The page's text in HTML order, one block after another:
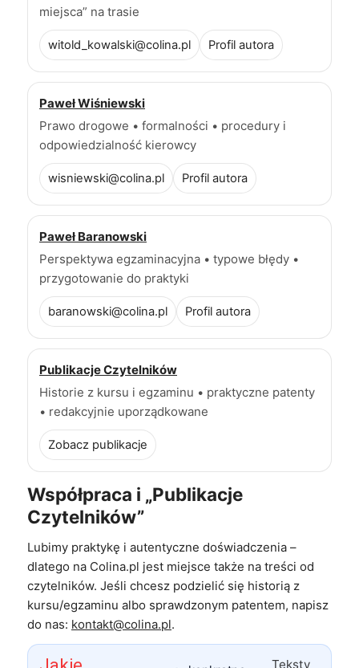
miejsca” na trasie
witold_kowalski@colina.pl Profil autora
Paweł Wiśniewski
Prawo drogowe • formalności • procedury i
odpowiedzialność kierowcy
wisniewski@colina.pl Profil autora
Paweł Baranowski
Perspektywa egzaminacyjna • typowe błędy •
przygotowanie do praktyki
baranowski@colina.pl Profil autora
Publikacje Czytelników
Historie z kursu i egzaminu • praktyczne patenty
• redakcyjnie uporządkowane
Zobacz publikacje
Współpraca i „Publikacje
Czytelników”
Lubimy praktykę i autentyczne doświadczenia –
dlatego na Colina.pl jest miejsce także na treści od
czytelników. Jeśli chcesz podzielić się historią z
kursu/egzaminu albo sprawdzonym patentem, napisz
do nas: kontakt@colina.pl.
Teksty